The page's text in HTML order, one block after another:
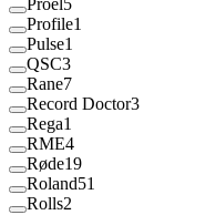
Proel5
Profile1
Pulse1
QSC3
Rane7
Record Doctor3
Rega1
RME4
Røde19
Roland51
Rolls2